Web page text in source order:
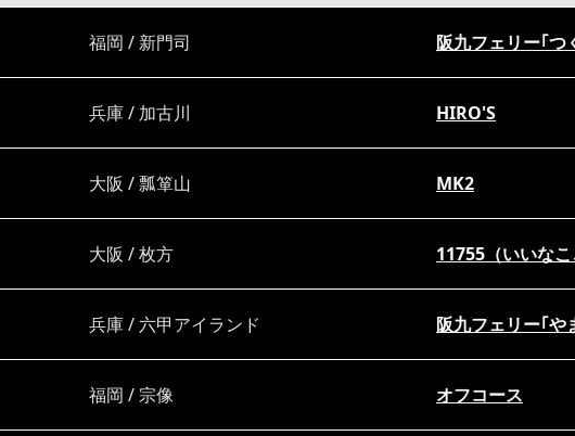
福岡 / 新門司 阪九フェリー｢つ
兵庫 / 加古川 HIRO'S
大阪 / 瓢箪山 MK2
大阪 / 枚方 11755（いいな
兵庫 / 六甲アイランド 阪九フェリー｢や
福岡 / 宗像 オフコース